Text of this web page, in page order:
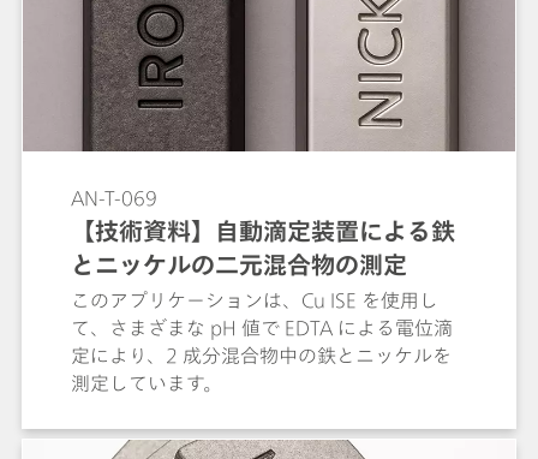
Ni-based catalysts for related oxidation
reactions.
AN-T-069
【技術資料】自動滴定装置による鉄
とニッケルの二元混合物の測定
このアプリケーションは、Cu ISE を使用し
て、さまざまな pH 値で EDTA による電位滴
定により、2 成分混合物中の鉄とニッケルを
測定しています。